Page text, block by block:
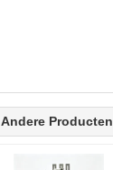
Andere Producten